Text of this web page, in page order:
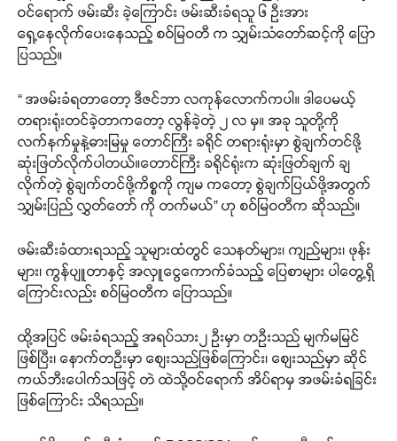
ဝင်ရောက် ဖမ်းဆီး ခဲ့ကြောင်း ဖမ်းဆီးခံရသူ ၆ ဦးအား
ရှေ့နေလိုက်ပေးနေသည့် စဝ်မြဝတီ က သျှမ်းသံတော်ဆင့်ကို ပြော
ပြသည်။
“ အဖမ်းခံရတာတော့ ဒီဇင်ဘာ လကုန်လောက်ကပါ။ ဒါပေမယ့်
တရားရုံးတင်ခဲ့တာကတော့ လွန်ခဲ့တဲ့ ၂ လ မှ။ အခု သူတို့ကို
လက်နက်မှုနဲ့ဓားမြမှု တောင်ကြီး ခရိုင် တရားရုံးမှာ စွဲချက်တင်ဖို့
ဆုံးဖြတ်လိုက်ပါတယ်။တောင်ကြီး ခရိုင်ရုံးက ဆုံးဖြတ်ချက် ချ
လိုက်တဲ့ စွဲချက်တင်ဖို့ကိစ္စကို ကျမ ကတော့ စွဲချက်ပြယ်ဖို့အတွက်
သျှမ်းပြည် လွှတ်တော် ကို တက်မယ်” ဟု စဝ်မြဝတီက ဆိုသည်။
ဖမ်းဆီးခံထားရသည့် သူများထံတွင် သေနတ်များ၊ ကျည်များ၊ ဖုန်း
များ၊ ကွန်ပျူတာနှင့် အလှူငွေကောက်ခံသည့် ပြေစာများ ပါတွေ့ရှိ
ကြောင်းလည်း စဝ်မြဝတီက ပြောသည်။
ထို့အပြင် ဖမ်းခံရသည့် အရပ်သား၂ ဦးမှာ တဦးသည် မျက်မမြင်
ဖြစ်ပြီး၊ နောက်တဦးမှာ စျေးသည်ဖြစ်ကြောင်း၊ စျေးသည်မှာ ဆိုင်
ကယ်ဘီးပေါက်သဖြင့် တဲ ထဲသို့ဝင်ရောက် အိပ်ရာမှ အဖမ်းခံရခြင်း
ဖြစ်ကြောင်း သိရသည်။